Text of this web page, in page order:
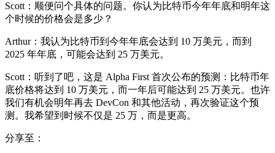
Scott：顺便问个具体的问题。你认为比特币今年年底和明年这
个时候的价格会是多少？
Arthur：我认为比特币到今年年底会达到 10 万美元，而到
2025 年年底，可能会达到 25 万美元。
Scott：听到了吧，这是 Alpha First 首次公布的预测：比特币年
底价格将达到 10 万美元，而一年后可能达到 25 万美元。也许
我们有机会明年再去 DevCon 和其他活动，再次验证这个预
测。我希望到时候不仅是 25 万，而是更高。
分享至：